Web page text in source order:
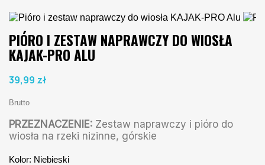
PIÓRO I ZESTAW NAPRAWCZY DO WIOSŁA
KAJAK-PRO ALU
39,99 zł
Brutto
PRZEZNACZENIE: Zestaw naprawczy i pióro do
wiosła na rzeki nizinne, górskie
Kolor: Niebieski